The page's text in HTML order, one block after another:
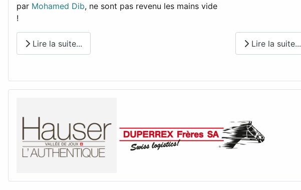
par Mohamed Dib, ne sont pas revenu les mains vide
!
Lire la suite... Lire la suite...